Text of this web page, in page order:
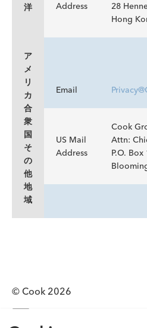
洋
Address
28
Hong
ア
メ
リ
カ
合
衆
国
そ
の
他
地
域
Email
US Mail
Address
Cook
Attn:
P.O. Box
© Cook 2026